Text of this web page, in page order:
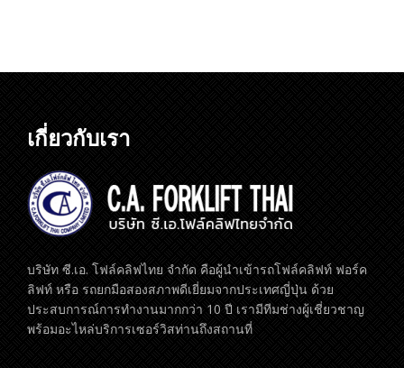
เกี่ยวกับเรา
บริษัท ซี.เอ. โฟล์คลิฟไทย จำกัด คือผู้นำเข้ารถโฟล์คลิฟท์ ฟอร์ค
ลิฟท์ หรือ รถยกมือสองสภาพดีเยี่ยมจากประเทศญี่ปุ่น ด้วย
ประสบการณ์การทำงานมากกว่า 10 ปี เรามีทีมช่างผู้เชี่ยวชาญ
พร้อมอะไหล่บริการเซอร์วิสท่านถึงสถานที่